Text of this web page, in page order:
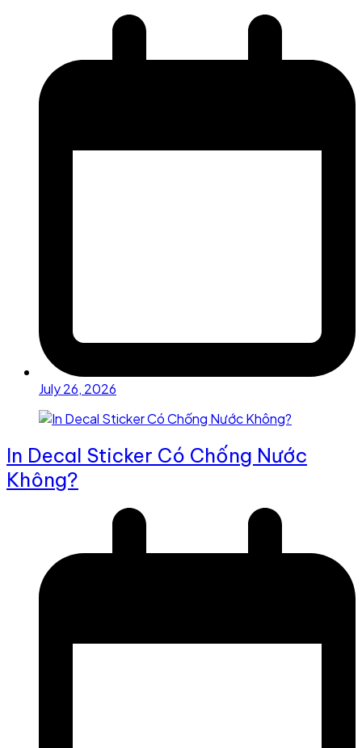
July 26, 2026
In Decal Sticker Có Chống Nước
Không?